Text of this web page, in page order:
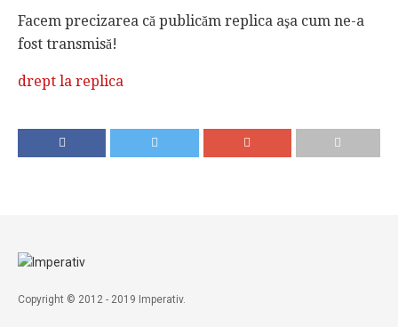
Facem precizarea că publicăm replica aşa cum ne-a
fost transmisă!
drept la replica
Copyright © 2012 - 2019 Imperativ.